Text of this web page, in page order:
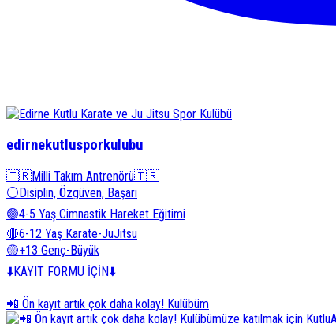
edirnekutlusporkulubu
🇹🇷Milli Takım Antrenörü🇹🇷
⚪️Disiplin, Özgüven, Başarı
🟣4-5 Yaş Cimnastik Hareket Eğitimi
🔴6-12 Yaş Karate-JuJitsu
🟡+13 Genç-Büyük
⬇️KAYIT FORMU İÇİN⬇️
📲 Ön kayıt artık çok daha kolay! Kulübüm